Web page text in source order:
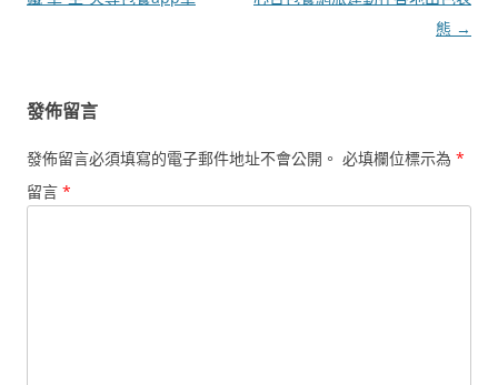
態 →
發佈留言
發佈留言必須填寫的電子郵件地址不會公開。 必填欄位標示為 *
留言 *